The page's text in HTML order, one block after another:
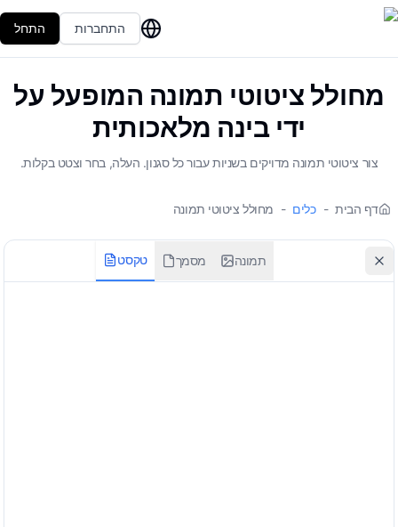
התחברות התחל
מחולל ציטוטי תמונה המופעל על
ידי בינה מלאכותית
צור ציטוטי תמונה מדויקים בשניות עבור כל סגנון. העלה, בחר וצטט בקלות.
דף הבית - כלים - מחולל ציטוטי תמונה
טקסט מסמך תמונה